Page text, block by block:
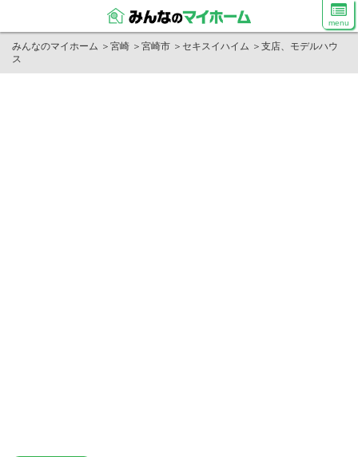
menu
みんなのマイホーム ＞ 宮崎 ＞ 宮崎市 ＞ セキスイハイム ＞ 支店、モデルハウ
ス